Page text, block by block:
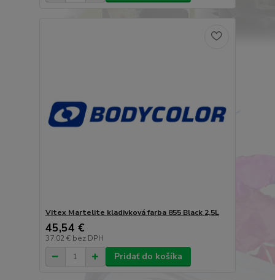
Vitex Martelite kladivková farba 855 Black 2,5L
45,54 €
37,02 € bez DPH
Pridať do košíka